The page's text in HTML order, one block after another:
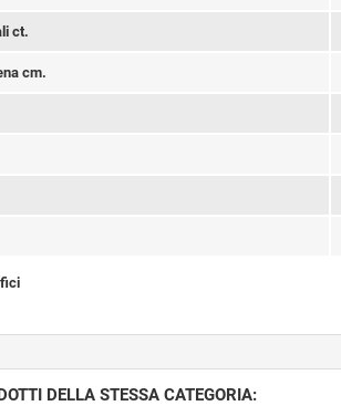
ct.
cm.
DELLA STESSA CATEGORIA: